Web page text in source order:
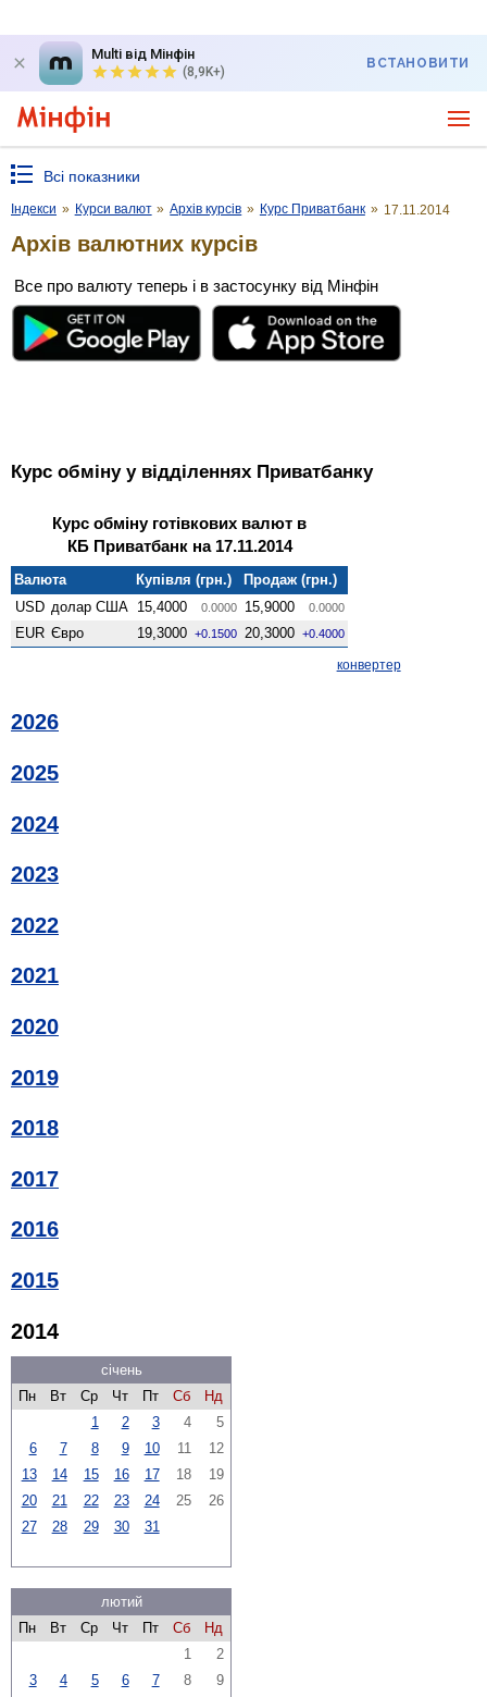
Multi від Мінфін
(8,9K+)
ВСТАНОВИТИ
Всі показники
Індекси » Курси валют » Архів курсів » Курс Приватбанк » 17.11.2014
Архів валютних курсів
Все про валюту теперь і в застосунку від Мінфін
Курс обміну у відділеннях Приватбанку
Курс обміну готівкових валют в
КБ Приватбанк на 17.11.2014
Валюта Купівля (грн.)
Продаж (грн.)
USD долар США 15,4000 0.0000 15,9000 0.0000
EUR Євро 19,3000 +0.1500 20,3000 +0.4000
конвертер
2026
2025
2024
2023
2022
2021
2020
2019
2018
2017
2016
2015
2014
січень
Пн
Вт Ср Чт Пт Сб
Нд
1
2 3 4
5
6
7 8 9 10 11
12
13
14 15 16 17 18
19
20
21 22 23 24 25
26
27
28 29 30 31
лютий
Пн
Вт Ср Чт Пт Сб
Нд
1
2
3
4 5 6 7 8
9